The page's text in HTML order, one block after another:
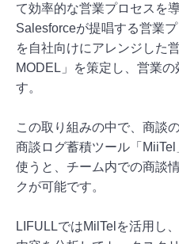
て効率的な営業プロセスを
Salesforceが提唱する営業
を自社向けにアレンジした
MODEL」を策定し、営業
す。
この取り組みの中で、商談
商談ログ蓄積ツール「
使うと、チーム内での商談
クが可能です。
LIFULLではMilTelを活用し